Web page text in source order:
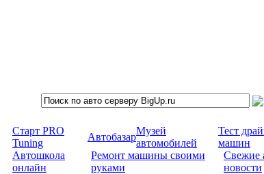
Старт PRO
Tuning
Автобазар
Музей
автомобилей
Тест
машин
Автошкола
онлайн
Ремонт машины своими
руками
Свежие
новости